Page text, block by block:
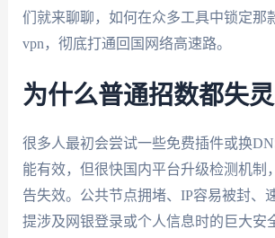
们就来聊聊，如何在众多工具中锁定那
vpn，彻底打通回国网络高速路。
为什么普通招数都失灵
很多人最初会尝试一些免费插件或换
能有效，但很快国内平台升级检测机制
告失效。公共节点拥堵、IP容易被封、
提涉及网银登录或个人信息时的巨大安